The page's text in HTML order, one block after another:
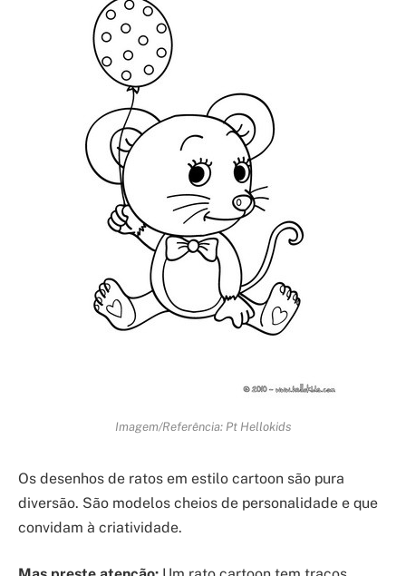
Imagem/Referência: Pt Hellokids
Os desenhos de ratos em estilo cartoon são pura
diversão. São modelos cheios de personalidade e que
convidam à criatividade.